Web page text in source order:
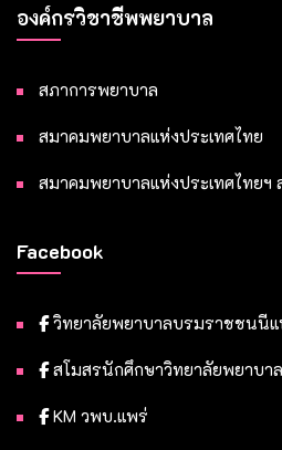
องค์กรวิชาชีพพยาบาล
สภาการพยาบาล
สมาคมพยาบาลแห่งประเทศไทย
สมาคมพยาบาลแห่งประเทศไทยฯ
Facebook
วิทยาลัยพยาบาลบรมราชชนนี
สโมสรนักศึกษาวิทยาลัยพยาบ
KM วพบ.แพร่